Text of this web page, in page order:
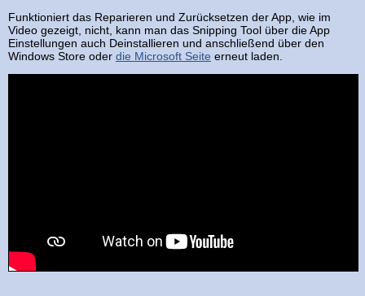
Funktioniert das Reparieren und Zurücksetzen der App, wie im
Video gezeigt, nicht, kann man das Snipping Tool über die App
Einstellungen auch Deinstallieren und anschließend über den
Windows Store oder die Microsoft Seite erneut laden.